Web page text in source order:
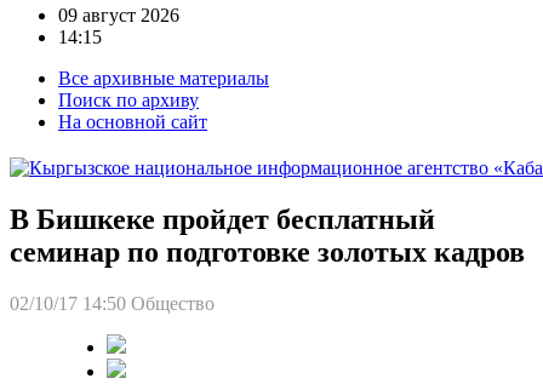
09 август 2026
14:15
Все архивные материалы
Поиск по архиву
На основной сайт
В Бишкеке пройдет бесплатный
семинар по подготовке золотых кадров
02/10/17 14:50 Общество